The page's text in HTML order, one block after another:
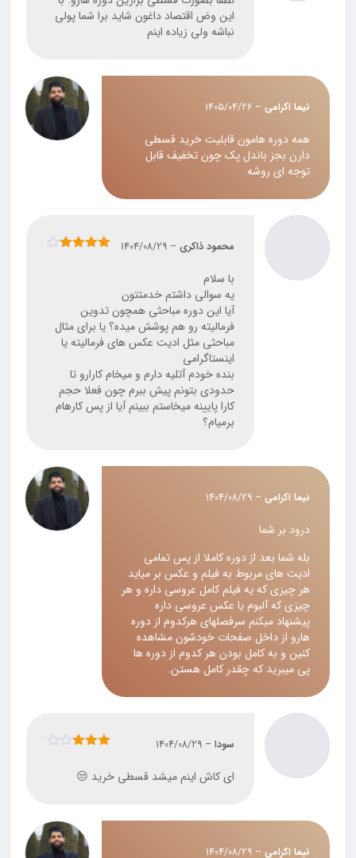
این وض اقتصاد داغون شاید برا شما پولی
نباشه ولی زیاده اینم
نیما اکرامی –
1405/04/26
همه دوره هامون قابلیت خرید قسطی
دارن بجز باندل پک چون تخفیف قابل
توجه ای روشه
محمود ذاکری –
1404/08/29
با سلام
یه سوالی داشتم خدمتتون
آیا این دوره مباحثی همچون تدوین
فرمالیته رو هم پوشش میده؟ یا برای مثال
مباحثی مثل ادیت عکس های فرمالیته یا
اینستاگرامی
بنده خودم آتلیه دارم و میخام کارارو تا
حدودی بتونم پیش ببرم چون فعلا حجم
کارا پایینه میخاستم ببینم آیا از پس کارهام
برمیام؟
نیما اکرامی –
1404/08/29
درود بر شما
بله شما بعد از دوره کاملا از پس تمامی
ادیت های مربوط به فیلم و عکس بر میاید
هر چیزی که یه فیلم کامل عروسی داره و هر
چیزی که آلبوم یا عکس عروسی داره
پیشنهاد میکنم سرفصلهای هرکدوم از دوره
هارو از داخل صفحات خودشون مشاهده
کنین و به کامل بودن هر کدوم از دوره ها
پی میبرید که چقدر کامل هستن.
سودا –
1404/08/29
ای کاش اینم میشد قسطی خرید 😒
نیما اکرامی –
1404/08/29